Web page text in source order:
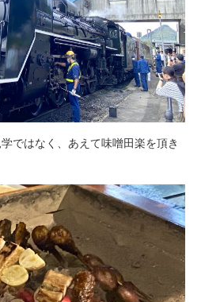
ではなく、あえて味噌田楽を頂き